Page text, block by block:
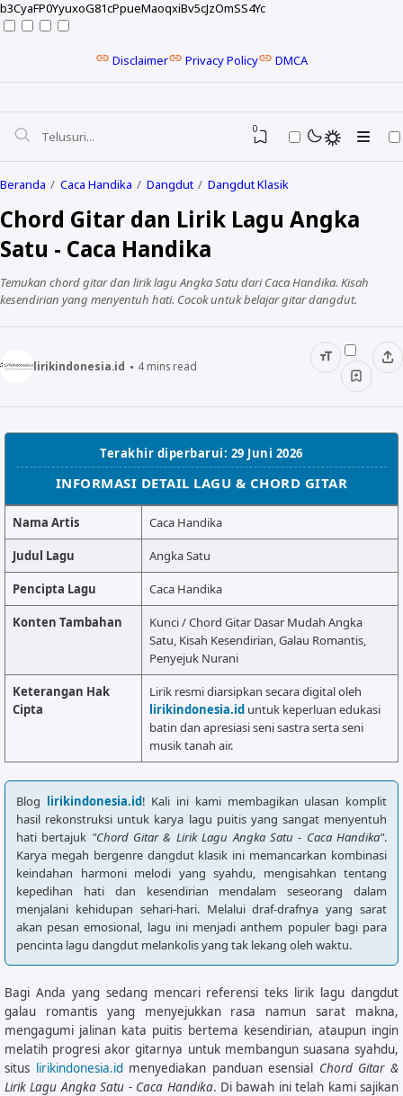
b3CyaFP0YyuxoG81cPpueMaoqxiBv5cJzOmSS4Yc
Disclaimer Privacy Policy DMCA
NELA KARISMA
ALMANAR
RELIGI RAMADHAN
NISA SABYAN
0
Beranda Caca Handika Dangdut Dangdut Klasik
Chord Gitar dan Lirik Lagu Angka
Satu - Caca Handika
Temukan chord gitar dan lirik lagu Angka Satu dari Caca Handika. Kisah
kesendirian yang menyentuh hati. Cocok untuk belajar gitar dangdut.
lirikindonesia.id 4mins read
Terakhir diperbarui: 29 Juni 2026
INFORMASI DETAIL LAGU & CHORD GITAR
Nama Artis Caca Handika
Judul Lagu Angka Satu
Pencipta Lagu Caca Handika
Konten Tambahan
Kunci / Chord Gitar Dasar Mudah Angka
Satu, Kisah Kesendirian, Galau Romantis,
Penyejuk Nurani
Keterangan Hak
Cipta
Lirik resmi diarsipkan secara digital oleh
lirikindonesia.id untuk keperluan edukasi
batin dan apresiasi seni sastra serta seni
musik tanah air.
Blog lirikindonesia.id! Kali ini kami membagikan ulasan komplit
hasil rekonstruksi untuk karya lagu puitis yang sangat menyentuh
hati bertajuk "Chord Gitar & Lirik Lagu Angka Satu - Caca Handika".
Karya megah bergenre dangdut klasik ini memancarkan kombinasi
keindahan harmoni melodi yang syahdu, mengisahkan tentang
kepedihan hati dan kesendirian mendalam seseorang dalam
menjalani kehidupan sehari-hari. Melalui draf-drafnya yang sarat
akan pesan emosional, lagu ini menjadi anthem populer bagi para
pencinta lagu dangdut melankolis yang tak lekang oleh waktu.
Bagi Anda yang sedang mencari referensi teks lirik lagu dangdut
galau romantis yang menyejukkan rasa namun sarat makna,
mengagumi jalinan kata puitis bertema kesendirian, ataupun ingin
melatih progresi akor gitarnya untuk membangun suasana syahdu,
situs lirikindonesia.idmenyediakan panduan esensial Chord Gitar &
Lirik Lagu Angka Satu - Caca Handika. Di bawah ini telah kami sajikan